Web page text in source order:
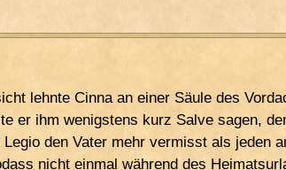
lehnte Cinna an einer Säule des
er ihm wenigstens kurz Salve sagen,
den Vater mehr vermisst als jeden
nicht einmal während des